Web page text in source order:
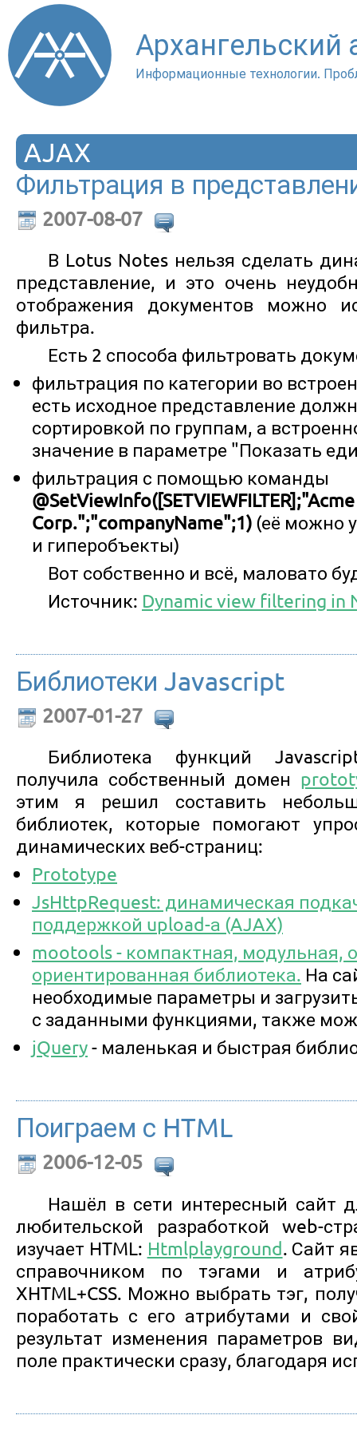
Архангельский
Информационные технологии.
AJAX
Фильтрация в
2007-08-07
В Lotus Notes нельзя сделать
представление, и это очень
отображения документов можно
фильтра.
Есть 2 способа фильтровать
фильтрация по категории во
есть исходное представление
сортировкой по группам, а
значение в параметре "Показать
фильтрация с помощью команды
@SetViewInfo([SETVIEWFILTER];"Acme
Corp.";"companyName";1) (её можно
и гиперобъекты)
Вот собственно и всё, маловато
Источник: Dynamic view filtering in
Библиотеки Javascript
2007-01-27
Библиотека функций
получила собственный домен
этим я решил составить
библиотек, которые помогают
динамических веб-страниц:
Prototype
JsHttpRequest: динамическая
поддержкой upload-а (AJAX)
mootools - компактная, модульная,
ориентированная библиотека. На
необходимые параметры и
с заданными функциями, также
jQuery- маленькая и быстрая
Поиграем с HTML
2006-12-05
Нашёл в сети интересный сайт
любительской разработкой web-
изучает HTML: Htmlplayground. Сайт
справочником по тэгами и
XHTML+CSS. Можно выбрать тэг,
поработать с его атрибутами и
результат изменения параметров
поле практически сразу, благодаря